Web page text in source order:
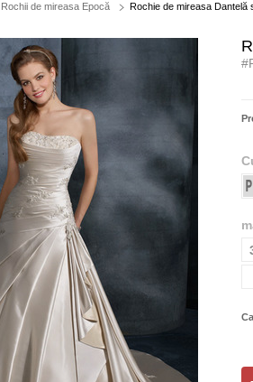
Rochii de mireasa Epocă Rochie de mireasa Dantelă